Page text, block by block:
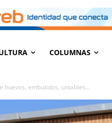
COLUMNAS
huevos, embutidos, untables...